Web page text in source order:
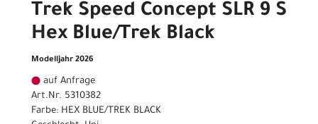
Trek Speed Concept SLR 9 S
Hex Blue/Trek Black
Modelljahr 2026
auf Anfrage
Art.Nr. 5310382
Farbe: HEX BLUE/TREK BLACK